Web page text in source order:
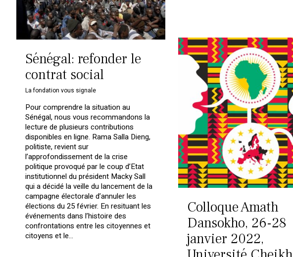
Sénégal: refonder le
contrat social
La fondation vous signale
Pour comprendre la situation au
Sénégal, nous vous recommandons la
lecture de plusieurs contributions
disponibles en ligne. Rama Salla Dieng,
politiste, revient sur
l’approfondissement de la crise
politique provoqué par le coup d’Etat
institutionnel du président Macky Sall
qui a décidé la veille du lancement de la
campagne électorale d’annuler les
élections du 25 février. En resituant les
événements dans l’histoire des
confrontations entre les citoyennes et
citoyens et le…
Colloque Amath
Dansokho, 26-28
janvier 2022,